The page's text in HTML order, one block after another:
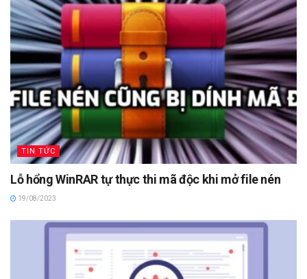
TIN TỨC
Lỗ hổng WinRAR tự thực thi mã độc khi mở file nén
19/08/2023